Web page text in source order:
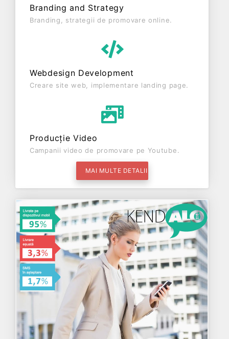
Branding and Strategy
Branding, strategii de promovare online.
Webdesign Development
Creare site web, implementare landing page.
Producție Video
Campanii video de promovare pe Youtube.
MAI MULTE DETALII